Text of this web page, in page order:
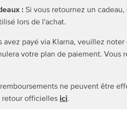
: Si vous retournez un
lors de l'achat.
avez payé via Klarna, veuillez
votre plan de paiement.
ne peuvent être
retour officiellesici.